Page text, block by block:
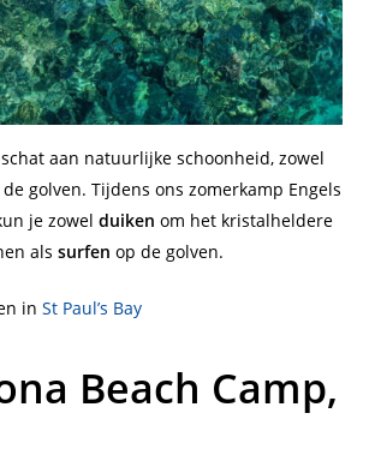
aan natuurlijke schoonheid, zowel
golven. Tijdens ons zomerkamp Engels
je zowel duiken om het kristalheldere
als surfen op de golven.
in St Paul’s Bay
Beach Camp,